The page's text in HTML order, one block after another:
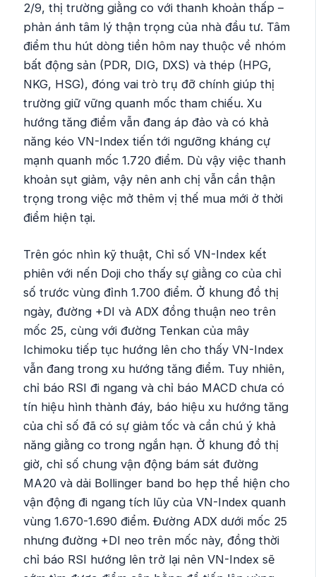
2/9, thị trường giằng co với thanh khoản thấp –
phản ánh tâm lý thận trọng của nhà đầu tư. Tâm
điểm thu hút dòng tiền hôm nay thuộc về nhóm
bất động sản (PDR, DIG, DXS) và thép (HPG,
NKG, HSG), đóng vai trò trụ đỡ chính giúp thị
trường giữ vững quanh mốc tham chiếu. Xu
hướng tăng điểm vẫn đang áp đảo và có khả
năng kéo VN-Index tiến tới ngưỡng kháng cự
mạnh quanh mốc 1.720 điểm. Dù vậy việc thanh
khoản sụt giảm, vậy nên anh chị vẫn cần thận
trọng trong việc mở thêm vị thế mua mới ở thời
điểm hiện tại.
Trên góc nhìn kỹ thuật, Chỉ số VN-Index kết
phiên với nến Doji cho thấy sự giằng co của chỉ
số trước vùng đỉnh 1.700 điểm. Ở khung đồ thị
ngày, đường +DI và ADX đồng thuận neo trên
mốc 25, cùng với đường Tenkan của mây
Ichimoku tiếp tục hướng lên cho thấy VN-Index
vẫn đang trong xu hướng tăng điểm. Tuy nhiên,
chỉ báo RSI đi ngang và chỉ báo MACD chưa có
tín hiệu hình thành đáy, báo hiệu xu hướng tăng
của chỉ số đã có sự giảm tốc và cần chú ý khả
năng giằng co trong ngắn hạn. Ở khung đồ thị
giờ, chỉ số chung vận động bám sát đường
MA20 và dải Bollinger band bo hẹp thể hiện cho
vận động đi ngang tích lũy của VN-Index quanh
vùng 1.670-1.690 điểm. Đường ADX dưới mốc 25
nhưng đường +DI neo trên mốc này, đồng thời
chỉ báo RSI hướng lên trở lại nên VN-Index sẽ